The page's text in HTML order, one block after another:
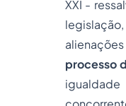
XXI -
processo